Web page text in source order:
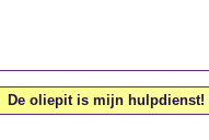
De oliepit is mijn hulpdienst!